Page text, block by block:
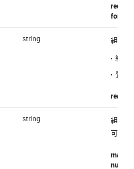
format
string
組織ID
組織
登録
string
組織の
可。